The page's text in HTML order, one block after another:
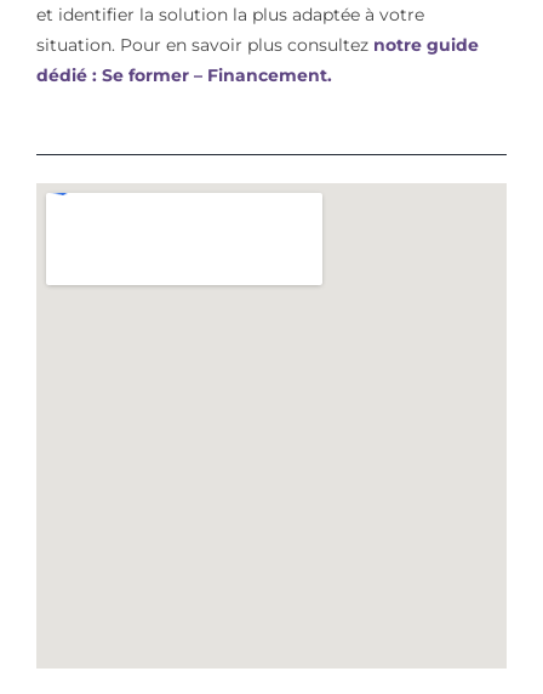
et identifier la solution la plus adaptée à votre
situation. Pour en savoir plus consulteznotre guide
dédié : Se former – Financement.